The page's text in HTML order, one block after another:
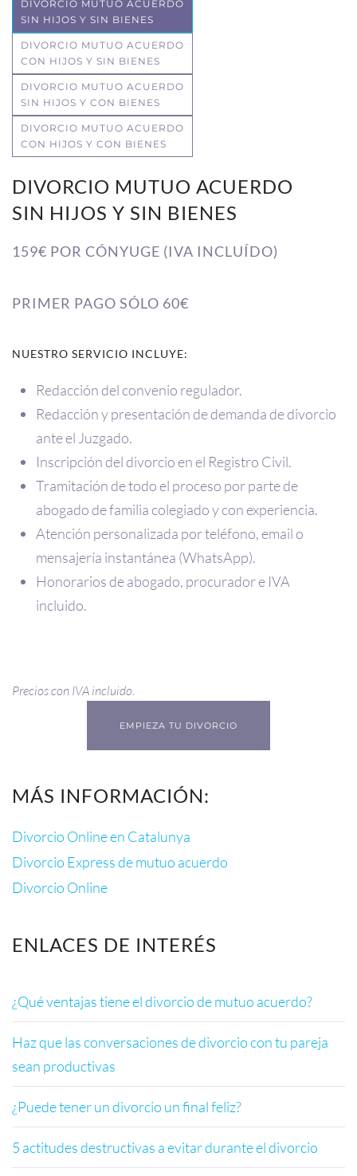
DIVORCIO MUTUO ACUERDO
SIN HIJOS Y SIN BIENES
DIVORCIO MUTUO ACUERDO
CON HIJOS Y SIN BIENES
DIVORCIO MUTUO ACUERDO
SIN HIJOS Y CON BIENES
DIVORCIO MUTUO ACUERDO
CON HIJOS Y CON BIENES
DIVORCIO MUTUO ACUERDO
SIN HIJOS Y SIN BIENES
159€ POR CÓNYUGE (IVA INCLUÍDO)
PRIMER PAGO SÓLO 60€
NUESTRO SERVICIO INCLUYE:
Redacción del convenio regulador.
Redacción y presentación de demanda de divorcio
ante el Juzgado.
Inscripción del divorcio en el Registro Civil.
Tramitación de todo el proceso por parte de
abogado de familia colegiado y con experiencia.
Atención personalizada por teléfono, email o
mensajería instantánea (WhatsApp).
Honorarios de abogado, procurador e IVA
incluido.
Precios con IVA incluido.
EMPIEZA TU DIVORCIO
MÁS INFORMACIÓN:
Divorcio Online en Catalunya
Divorcio Express de mutuo acuerdo
Divorcio Online
ENLACES DE INTERÉS
¿Qué ventajas tiene el divorcio de mutuo acuerdo?
Haz que las conversaciones de divorcio con tu pareja
sean productivas
¿Puede tener un divorcio un final feliz?
5 actitudes destructivas a evitar durante el divorcio